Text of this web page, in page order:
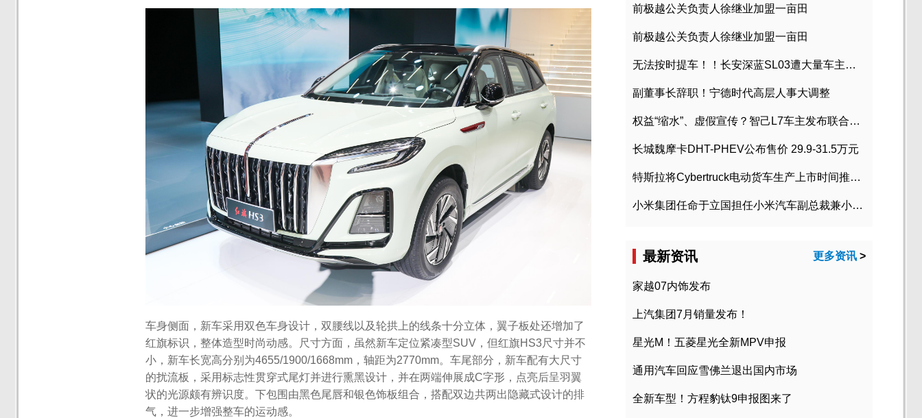
车身侧面，新车采用双色车身设计，双腰线以及轮拱上的线条十分立体，翼子板处还增加了
红旗标识，整体造型时尚动感。尺寸方面，虽然新车定位紧凑型SUV，但红旗HS3尺寸并不
小，新车长宽高分别为4655/1900/1668mm，轴距为2770mm。车尾部分，新车配有大尺寸
的扰流板，采用标志性贯穿式尾灯并进行熏黑设计，并在两端伸展成C字形，点亮后呈羽翼
状的光源颇有辨识度。下包围由黑色尾唇和银色饰板组合，搭配双边共两出隐藏式设计的排
气，进一步增强整车的运动感。
前极越公关负责人徐继业加盟一亩田
前极越公关负责人徐继业加盟一亩田
无法按时提车！！长安深蓝SL03遭大量车主投诉
副董事长辞职！宁德时代高层人事大调整
权益“缩水”、虚假宣传？智己L7车主发布联合维权声明
长城魏摩卡DHT-PHEV公布售价 29.9-31.5万元
特斯拉将Cybertruck电动货车生产上市时间推迟到2023年初
小米集团任命于立国担任小米汽车副总裁兼小米汽车北京总部政委
最新资讯 更多资讯 >
家越07内饰发布
上汽集团7月销量发布！
星光M！五菱星光全新MPV申报
通用汽车回应雪佛兰退出国内市场
全新车型！方程豹钛9申报图来了